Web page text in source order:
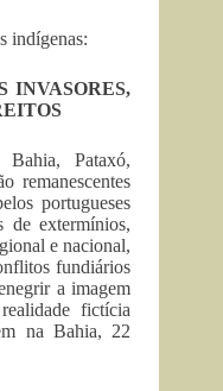
indígenas:
INVASORES,
Pataxó,
remanescentes
portugueses
de extermínios,
e nacional,
fundiários
a imagem
fictícia
na Bahia, 22